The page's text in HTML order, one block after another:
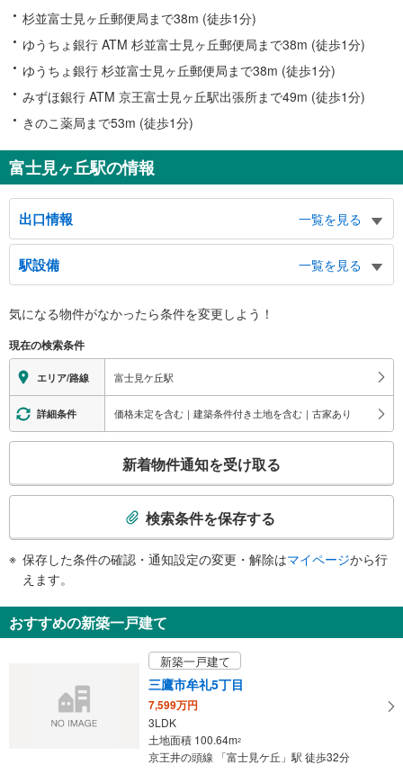
杉並富士見ヶ丘郵便局まで38m (徒歩1分)
ゆうちょ銀行 ATM 杉並富士見ヶ丘郵便局まで38m (徒歩1分)
ゆうちょ銀行 杉並富士見ヶ丘郵便局まで38m (徒歩1分)
みずほ銀行 ATM 京王富士見ヶ丘駅出張所まで49m (徒歩1分)
きのこ薬局まで53m (徒歩1分)
富士見ヶ丘駅の情報
出口情報
一覧を見る
北口
久我山５丁目、高井戸西２・３丁目、宮前１・４丁目、人見街道、井の頭通
り、五日市街道
南口
駅設備
一覧を見る
※段差なしでの移動経路
地上⇔改札⇔ホーム：○
エレベータ
・ホーム⇔改札
・北口
・南口
エスカレータ
・北口
・改札内
スロープ
・南口のエレベータ前（１Ｆ）
その他
・点字案内（券売機・運賃表・階段手すり）
気になる物件がなかったら条件を変更しよう！
現在の検索条件
エリア/路線 富士見ケ丘駅
詳細条件 価格未定を含む｜建築条件付き土地を含む｜古家あり
検
知
を
新着物件通知を受け取る
検索条件を保存する
保存した条件の確認・通知設定の変更・解除はマイページから行
えます。
おすすめの新築一戸建て
新築一戸建て
三鷹市牟礼5丁目
7,599万円
3LDK
土地面積 100.64m2
京王井の頭線 「富士見ケ丘」駅 徒歩32分